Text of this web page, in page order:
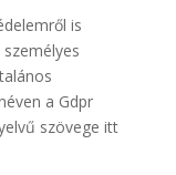
is
a Gdpr
szövege itt